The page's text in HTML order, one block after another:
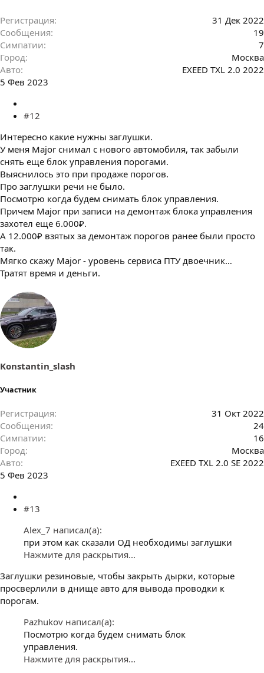
Регистрация
31 Дек 2022
Сообщения
19
Симпатии
7
Город
Москва
Авто
EXEED TXL 2.0 2022
5 Фев 2023
#12
Интересно какие нужны заглушки.
У меня Major снимал с нового автомобиля, так забыли
снять еще блок управления порогами.
Выяснилось это при продаже порогов.
Про заглушки речи не было.
Посмотрю когда будем снимать блок управления.
Причем Major при записи на демонтаж блока управления
захотел еще 6.000₽.
А 12.000₽ взятых за демонтаж порогов ранее были просто
так.
Мягко скажу Major - уровень сервиса ПТУ двоечник…
Тратят время и деньги.
Konstantin_slash
Участник
Регистрация
31 Окт 2022
Сообщения
24
Симпатии
16
Город
Москва
Авто
EXEED TXL 2.0 SE 2022
5 Фев 2023
#13
Alex_7 написал(а):
при этом как сказали ОД необходимы заглушки
Нажмите для раскрытия...
Заглушки резиновые, чтобы закрыть дырки, которые
просверлили в днище авто для вывода проводки к
порогам.
Pazhukov написал(а):
Посмотрю когда будем снимать блок
управления.
Нажмите для раскрытия...